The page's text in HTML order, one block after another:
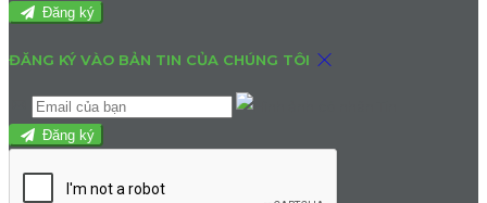
Đăng ký
ĐĂNG KÝ VÀO BẢN TIN CỦA CHÚNG TÔI
Đăng ký